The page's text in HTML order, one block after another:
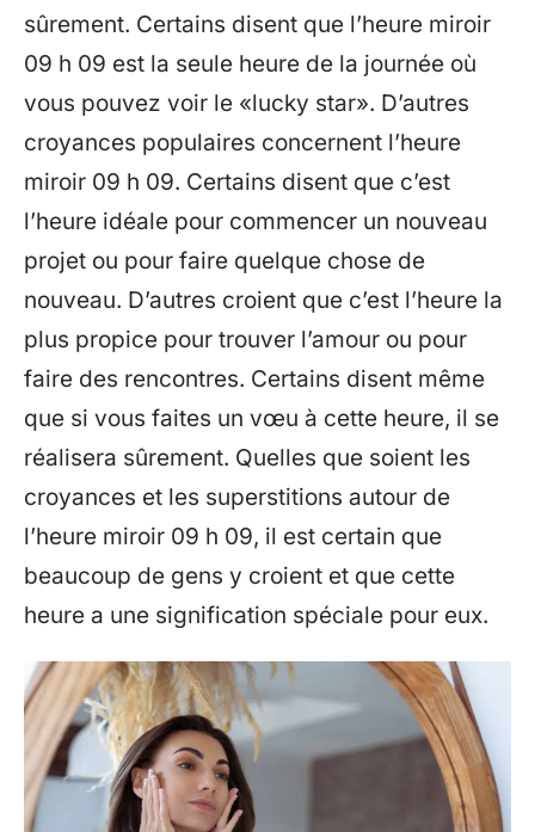
sûrement. Certains disent que l’heure miroir
09 h 09 est la seule heure de la journée où
vous pouvez voir le «lucky star». D’autres
croyances populaires concernent l’heure
miroir 09 h 09. Certains disent que c’est
l’heure idéale pour commencer un nouveau
projet ou pour faire quelque chose de
nouveau. D’autres croient que c’est l’heure la
plus propice pour trouver l’amour ou pour
faire des rencontres. Certains disent même
que si vous faites un vœu à cette heure, il se
réalisera sûrement. Quelles que soient les
croyances et les superstitions autour de
l’heure miroir 09 h 09, il est certain que
beaucoup de gens y croient et que cette
heure a une signification spéciale pour eux.